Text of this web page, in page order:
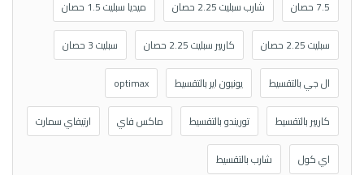
7.5 حصان شارب سبليت 2.25 حصان ميديا سبليت 1.5 حصان
سبليت 2.25 حصان كاريير سبليت 2.25 حصان سبليت 3 حصان
ال جي بالتقسيط يونيون اير بالتقسيط optimax
كاريير بالتقسيط توريندو بالتقسيط ماكس فاي ارتيفاي سمارت
اي كول شارب بالتقسيط